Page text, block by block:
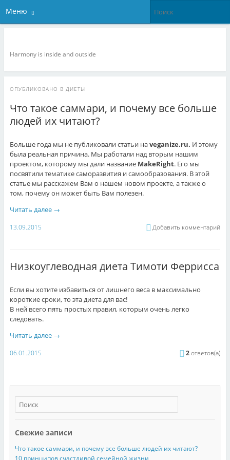
Меню
Harmony is inside and outside
ОПУБЛИКОВАНО В ДИЕТЫ
Что такое саммари, и почему все больше
людей их читают?
Больше года мы не публиковали статьи наveganize.ru. И этому
была реальная причина. Мы работали над вторым нашим
проектом, которому мы дали название MakeRight. Его мы
посвятили тематике саморазвития и самообразования. В этой
статье мы расскажем Вам о нашем новом проекте, а также о
том, почему он может быть Вам полезен.
Читать далее →
13.09.2015 Добавить комментарий
Низкоуглеводная диета Тимоти Феррисса
Если вы хотите избавиться от лишнего веса в максимально
короткие сроки, то эта диета для вас!
В ней всего пять простых правил, которым очень легко
следовать.
Читать далее →
06.01.2015 2ответов(а)
Свежие записи
Что такое саммари, и почему все больше людей их читают?
10 принципов счастливой семейной жизни